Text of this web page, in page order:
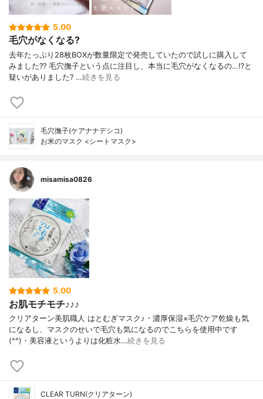
5.00
毛穴がなくなる?
去年たっぷり28枚BOXが数量限定で発売していたので試しに購入して
みました?? 毛穴撫子という点に注目し、本当に毛穴がなくなるの…⁉︎と
疑いがありました? …続きを見る
毛穴撫子(ケアナナデシコ)
お米のマスク <シートマスク>
misamisa0826
5.00
お肌モチモチ♪♪♪
クリアターン美肌職人 はとむぎマスク♪・濃厚保湿×毛穴ケア乾燥も気
になるし、マスクのせいで毛穴も気になるのでこちらを使用中です
(^^)・美容液というよりは化粧水…続きを見る
CLEAR TURN(クリアターン)